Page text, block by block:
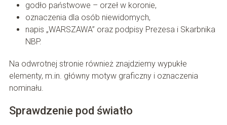
godło państwowe – orzeł w koronie,
oznaczenia dla osób niewidomych,
napis „WARSZAWA” oraz podpisy Prezesa i Skarbnika
NBP.
Na odwrotnej stronie również znajdziemy wypukłe
elementy, m.in. główny motyw graficzny i oznaczenia
nominału.
Sprawdzenie pod światło